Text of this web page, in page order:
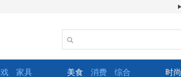
家具 美食 消费 综合 时尚